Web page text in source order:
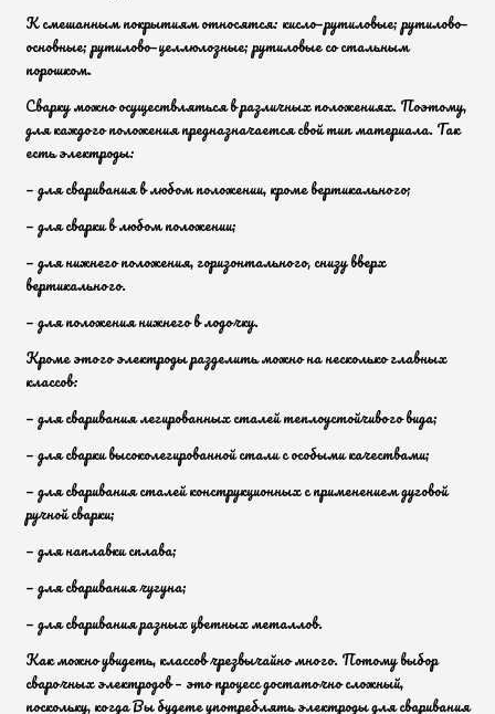
К смешанным покрытиям относятся: кисло–рутиловые; рутилово–
основные; рутилово–целлюлозные; рутиловые со стальным
порошком.
Сварку можно осуществляться в различных положениях. Поэтому,
для каждого положения предназначается свой тип материала. Так
есть электроды:
— для сваривания в любом положении, кроме вертикального;
— для сварки в любом положении;
— для нижнего положения, горизонтального, снизу вверх
вертикального.
— для положения нижнего в лодочку.
Кроме этого электроды разделить можно на несколько главных
классов:
— для сваривания легированных сталей теплоустойчивого вида;
— для сварки высоколегированной стали с особыми качествами;
— для сваривания сталей конструкционных с применением дуговой
ручной сварки;
— для наплавки сплава;
— для сваривания чугуна;
— для сваривания разных цветных металлов.
Как можно увидеть, классов чрезвычайно много. Потому выбор
сварочных электродов – это процесс достаточно сложный,
поскольку, когда Вы будете употреблять электроды для сваривания